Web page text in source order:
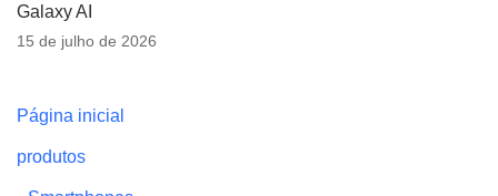
Galaxy AI
15 de julho de 2026
Página inicial
produtos